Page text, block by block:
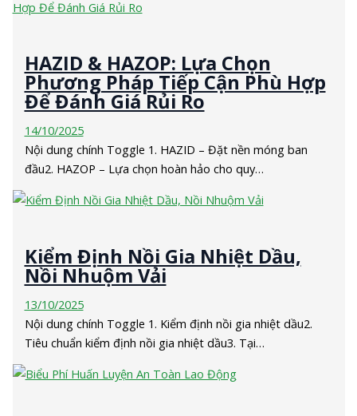
HAZID & HAZOP: Lựa Chọn
Phương Pháp Tiếp Cận Phù Hợp
Để Đánh Giá Rủi Ro
14/10/2025
Nội dung chính Toggle 1. HAZID – Đặt nền móng ban
đầu2. HAZOP – Lựa chọn hoàn hảo cho quy…
Kiểm Định Nồi Gia Nhiệt Dầu,
Nồi Nhuộm Vải
13/10/2025
Nội dung chính Toggle 1. Kiểm định nồi gia nhiệt dầu2.
Tiêu chuẩn kiểm định nồi gia nhiệt dầu3. Tại…